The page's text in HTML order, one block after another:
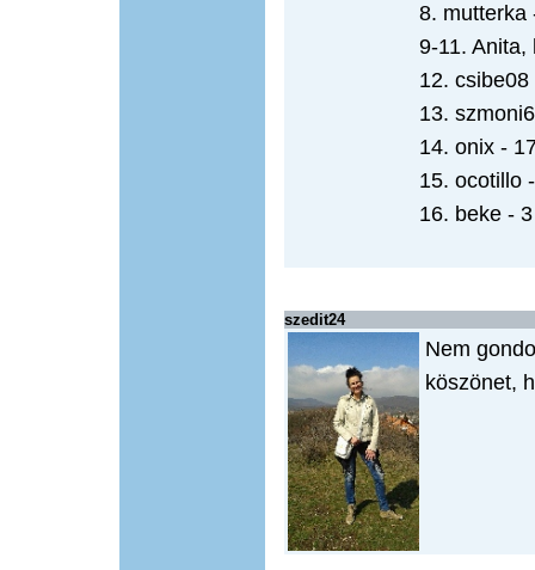
8. mutterka
9-11. Anita,
12.
13.
14. onix -
15. ocotillo
16. beke -
szedit24
Nem
köszönet,